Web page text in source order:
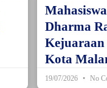
Dharma
Kota
19/07/2026 No